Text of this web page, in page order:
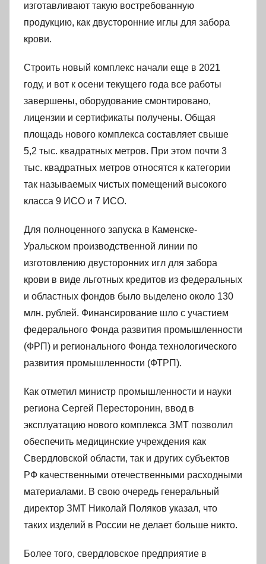
изготавливают такую востребованную
продукцию, как двусторонние иглы для забора
крови.
Строить новый комплекс начали еще в 2021
году, и вот к осени текущего года все работы
завершены, оборудование смонтировано,
лицензии и сертификаты получены. Общая
площадь нового комплекса составляет свыше
5,2 тыс. квадратных метров. При этом почти 3
тыс. квадратных метров относятся к категории
так называемых чистых помещений высокого
класса 9 ИСО и 7 ИСО.
Для полноценного запуска в Каменске-
Уральском производственной линии по
изготовлению двусторонних игл для забора
крови в виде льготных кредитов из федеральных
и областных фондов было выделено около 130
млн. рублей. Финансирование шло с участием
федерального Фонда развития промышленности
(ФРП) и регионального Фонда технологического
развития промышленности (ФТРП).
Как отметил министр промышленности и науки
региона Сергей Пересторонин, ввод в
эксплуатацию нового комплекса ЗМТ позволил
обеспечить медицинские учреждения как
Свердловской области, так и других субъектов
РФ качественными отечественными расходными
материалами. В свою очередь генеральный
директор ЗМТ Николай Поляков указал, что
таких изделий в России не делает больше никто.
Более того, свердловское предприятие в